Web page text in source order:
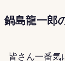
鍋島龍一郎
皆さん一番気